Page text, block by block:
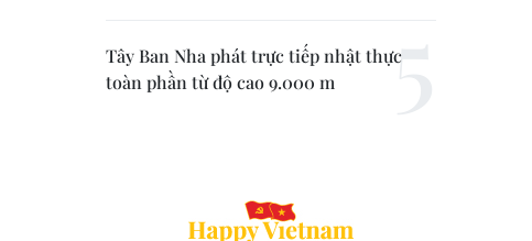
Tây Ban Nha phát trực tiếp nhật thực
toàn phần từ độ cao 9.000 m